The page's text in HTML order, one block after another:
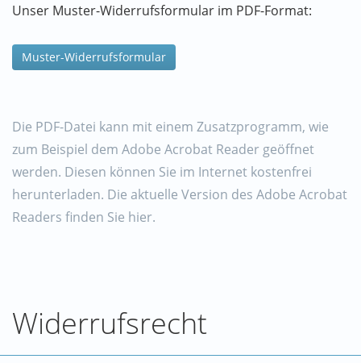
Unser Muster-Widerrufsformular im PDF-Format:
Muster-Widerrufsformular
Die PDF-Datei kann mit einem Zusatzprogramm, wie
zum Beispiel dem Adobe Acrobat Reader geöffnet
werden. Diesen können Sie im Internet kostenfrei
herunterladen. Die aktuelle Version des Adobe Acrobat
Readers finden Sie hier.
Widerrufsrecht